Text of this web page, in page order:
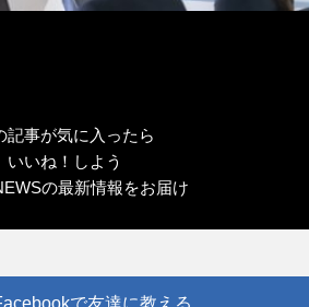
記事が気に入ったら
いいね！しよう
の最新情報をお届け